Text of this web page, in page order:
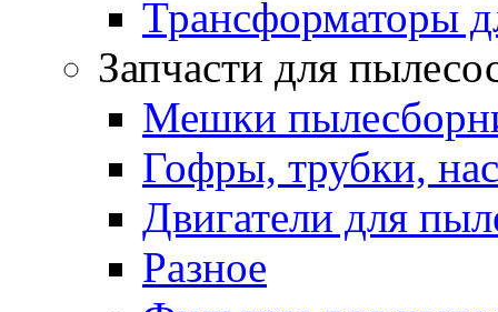
Трансформаторы
Запчасти для
Мешки
Гофры, трубки,
Двигатели для
Разное